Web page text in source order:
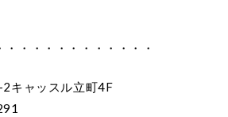
・・・・・・・・・・・・
キャッスル立町4F